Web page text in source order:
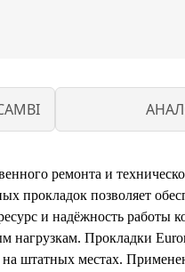
ремонта и
прокладок позволяет
и надёжность работы
нагрузкам. Прокладки
штатных местах.